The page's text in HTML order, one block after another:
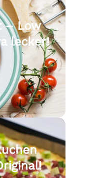
– Low
lecker!